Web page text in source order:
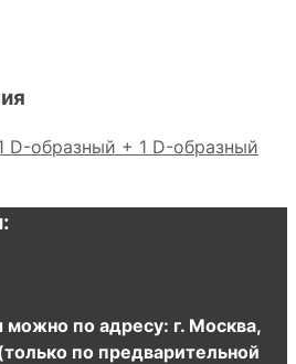
D-образный + 1 D-образный
по адресу: г. Москва,
по предварительной